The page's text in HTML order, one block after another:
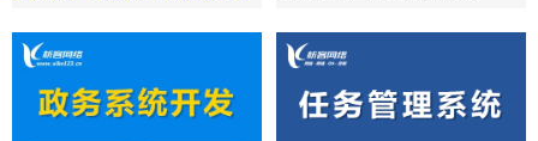
理、车辆年检提醒、车辆违章提
醒、车辆保险提醒、车辆维修厂
家管理等，让管理人员及时了解